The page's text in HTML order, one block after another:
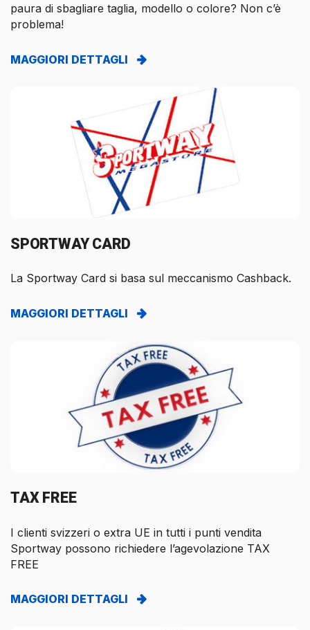
paura di sbagliare taglia, modello o colore? Non c’è
problema!
MAGGIORI DETTAGLI
SPORTWAY CARD
La Sportway Card si basa sul meccanismo Cashback.
MAGGIORI DETTAGLI
TAX FREE
I clienti svizzeri o extra UE in tutti i punti vendita
Sportway possono richiedere l’agevolazione TAX
FREE
MAGGIORI DETTAGLI